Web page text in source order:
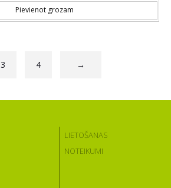
Pievienot grozam
3 4 →
LIETOŠANAS
NOTEIKUMI